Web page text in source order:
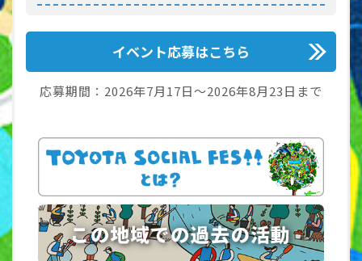
イベント応募はこちら
応募期間：2026年7月17日～2026年8月23日まで